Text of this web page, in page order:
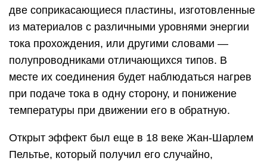
две соприкасающиеся пластины, изготовленные
из материалов с различными уровнями энергии
тока прохождения, или другими словами —
полупроводниками отличающихся типов. В
месте их соединения будет наблюдаться нагрев
при подаче тока в одну сторону, и понижение
температуры при движении его в обратную.
Открыт эффект был еще в 18 веке Жан-Шарлем
Пельтье, который получил его случайно,